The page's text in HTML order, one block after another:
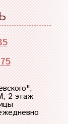
",
2 этаж